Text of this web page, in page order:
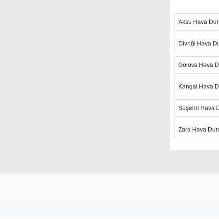
Hızlı
hava
sıcaklığı,
şiddetli
Sivas Ulaş
Hava
durumu
hava
Aksu Hava
Divriği Hava
Gölova Hava
Kangal Hava
Suşehri Hava
Zara Hava